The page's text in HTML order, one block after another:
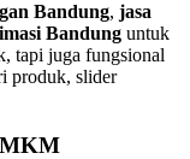
Bandung, jasa
Bandung untuk
tapi juga fungsional
produk, slider